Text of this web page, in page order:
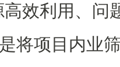
效利用、问
将项目内业